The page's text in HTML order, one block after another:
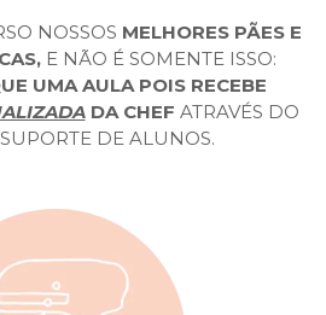
NOSSOS MELHORES PÃES E
E NÃO É SOMENTE ISSO:
UMA AULA POIS RECEBE
DA CHEF ATRAVÉS DO
DE ALUNOS.